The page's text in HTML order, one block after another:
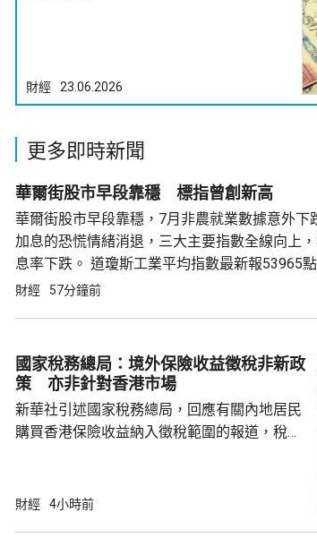
財經 23.06.2026
更多即時新聞
華爾街股市早段靠穩 標指曾創新高
華爾街股市早段靠穩，7月非農就業數據意外
加息的恐慌情緒消退，三大主要指數全線向上
息率下跌。 道瓊斯工業平均指數最新報53965
升27點； 納斯達克指數報26600點，升250點。
財經 57分鐘前
國家稅務總局：境外保險收益徵稅非新政
策 亦非針對香港市場
新華社引述國家稅務總局，回應有關內地居民
購買香港保險收益納入徵稅範圍的報道，稅務
行納稅義務，境外保險收益也屬於應納稅所得
財經 4小時前